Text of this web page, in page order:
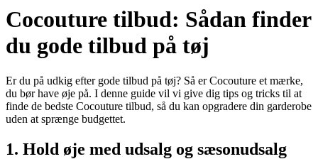
Cocouture tilbud: Sådan finder
du gode tilbud på tøj
Er du på udkig efter gode tilbud på tøj? Så er Cocouture et mærke,
du bør have øje på. I denne guide vil vi give dig tips og tricks til at
finde de bedste Cocouture tilbud, så du kan opgradere din garderobe
uden at sprænge budgettet.
1. Hold øje med udsalg og sæsonudsalg